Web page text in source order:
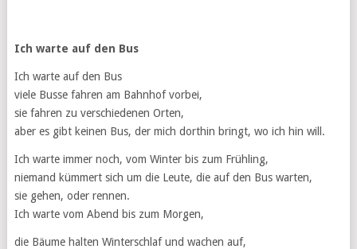
Ich warte auf den Bus
Ich warte auf den Bus
viele Busse fahren am Bahnhof vorbei,
sie fahren zu verschiedenen Orten,
aber es gibt keinen Bus, der mich dorthin bringt, wo ich hin will.
Ich warte immer noch, vom Winter bis zum Frühling,
niemand kümmert sich um die Leute, die auf den Bus warten,
sie gehen, oder rennen.
Ich warte vom Abend bis zum Morgen,
die Bäume halten Winterschlaf und wachen auf,